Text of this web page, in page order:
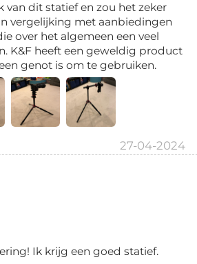
van dit statief en zou het zeker
vergelijking met aanbiedingen
over het algemeen een veel
K&F heeft een geweldig product
genot is om te gebruiken.
27-04-2024
Ik krijg een goed statief.